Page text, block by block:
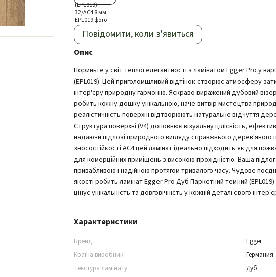
Повідомити, коли з'явиться
Опис
Пориньте у світ теплої елегантності з ламінатом Egger Pro у
(EPL019). Цей приголомшливий відтінок створює атмосферу
інтер'єру природну гармонію. Яскраво виражений дубовий
робить кожну дошку унікальною, наче витвір мистецтва
реалістичність поверхні відтворюють натуральне відчуття
Структура поверхні (V4) доповнює візуальну цілісність,
надаючи підлозі природного вигляду справжнього дерев'яного
зносостійкості AC4 цей ламінат ідеально підходить як для
для комерційних приміщень з високою прохідністю. Ваша
привабливою і надійною протягом тривалого часу. Чудове
якості робить ламінат Egger Pro Дуб Паркетний темний
цінує унікальність та довговічність у кожній деталі свого
Характеристики
Бренд
Egger
Країна виробник
Германия
Текстура ламінату
Дуб